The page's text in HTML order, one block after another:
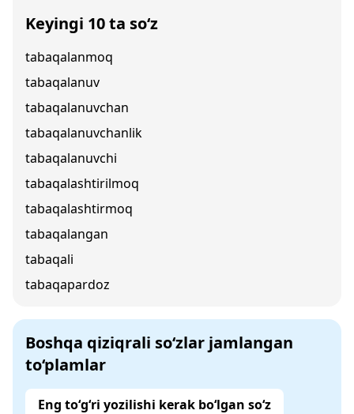
Keyingi 10 ta so‘z
tabaqalanmoq
tabaqalanuv
tabaqalanuvchan
tabaqalanuvchanlik
tabaqalanuvchi
tabaqalashtirilmoq
tabaqalashtirmoq
tabaqalangan
tabaqali
tabaqapardoz
Boshqa qiziqrali so‘zlar jamlangan
to‘plamlar
Eng to‘g‘ri yozilishi kerak bo‘lgan so‘z